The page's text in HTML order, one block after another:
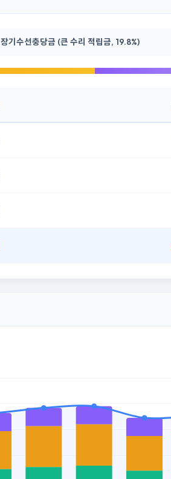
장기수선충당금 (큰 수리 적립금, 19.8%)